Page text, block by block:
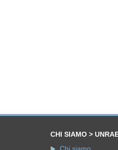
CHI SIAMO >